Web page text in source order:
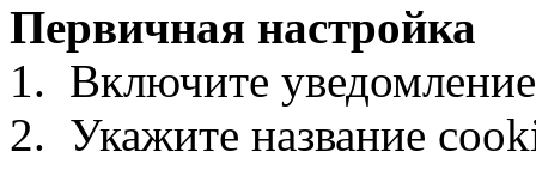
Первичная настройка
1. Включите
2. Укажите название